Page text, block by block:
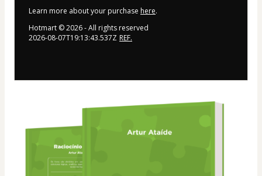
Learn more about your purchase here.
Hotmart ©2026- All rights reserved
2026-08-07T19:13:43.537Z REF.